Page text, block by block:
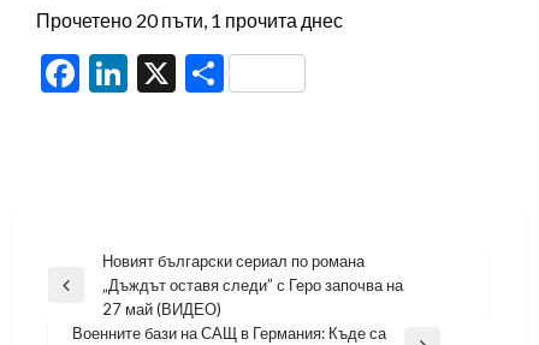
Прочетено 20 пъти, 1 прочита днес
Facebook
LinkedIn
X Share
Навигация
Previous
Новият български сериал по романа
„Дъждът оставя следи” с Геро започва на
27 май (ВИДЕО)
Военните бази на САЩ в Германия: Къде са